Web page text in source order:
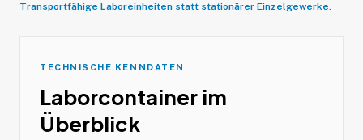
Transportfähige Laboreinheiten statt stationärer Einzelgewerke.
TECHNISCHE KENNDATEN
Laborcontainer im
Überblick